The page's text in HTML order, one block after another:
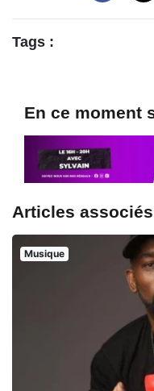
Tags :
En ce moment
Articles associés
Musique